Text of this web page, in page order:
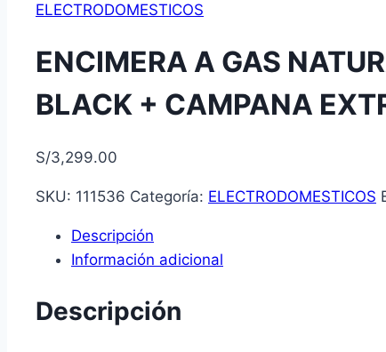
ELECTRODOMESTICOS
ENCIMERA A GAS
BLACK + CAMPANA
S/3,299.00
SKU: 111536 Categoría: ELECTRODOMESTICOS
Descripción
Información adicional
Descripción